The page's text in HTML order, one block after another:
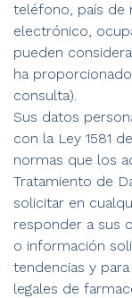
teléfono, país de
electrónico,
pueden
ha
consulta).
Sus datos
con la Ley 1581
normas que los
Tratamiento de
solicitar en
responder a sus
o información
tendencias y
legales de